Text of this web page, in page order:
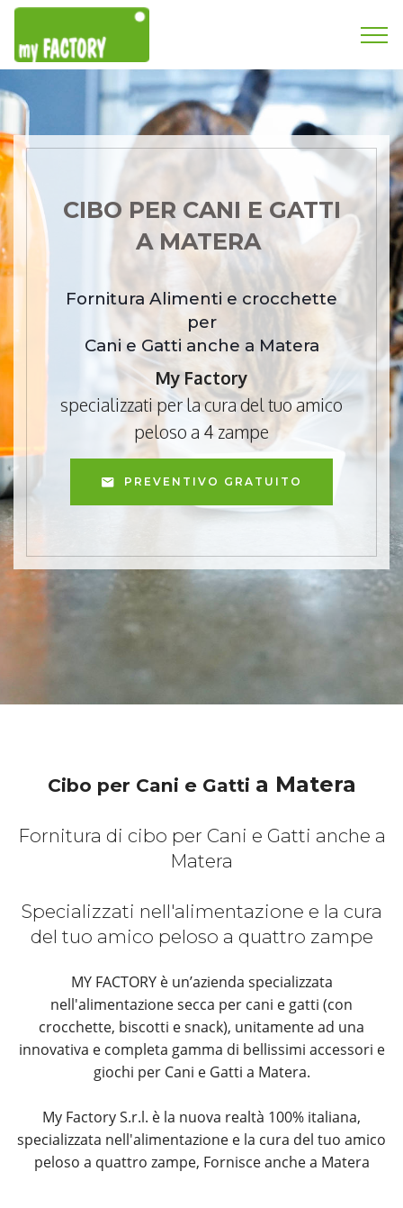
CIBO PER CANI E GATTI
A MATERA
Fornitura Alimenti e crocchette
per
Cani e Gatti anche a Matera
My Factory
specializzati per la cura del tuo amico
peloso a 4 zampe
PREVENTIVO GRATUITO
Cibo per Cani e Gatti a Matera
Fornitura di cibo per Cani e Gatti anche a
Matera
Specializzati nell'alimentazione e la cura
del tuo amico peloso a quattro zampe
MY FACTORY è un’azienda specializzata
nell'alimentazione secca per cani e gatti (con
crocchette, biscotti e snack), unitamente ad una
innovativa e completa gamma di bellissimi accessori e
giochi per Cani e Gatti a Matera.
My Factory S.r.l. è la nuova realtà 100% italiana,
specializzata nell'alimentazione e la cura del tuo amico
peloso a quattro zampe, Fornisce anche a Matera